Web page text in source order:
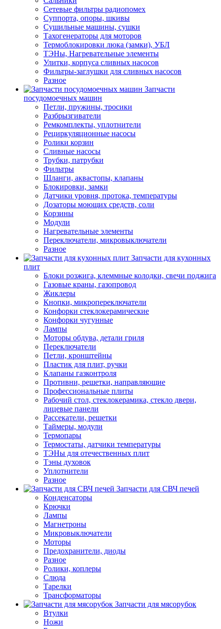
Сетевые фильтры радиопомех
Суппорта, опоры, шкивы
Сушильные машины, сушки
Тахогенераторы для моторов
Термоблокировки люка (замки), УБЛ
ТЭНы, Нагревательные элементы
Улитки, корпуса сливных насосов
Фильтры-заглушки для сливных насосов
Разное
Запчасти
посудомоечных машин
Петли, пружины, тросики
Разбрызгиватели
Ремкомплекты, уплотнители
Рециркуляционные насосы
Ролики корзин
Сливные насосы
Трубки, патрубки
Фильтры
Шланги, аквастопы, клапаны
Блокировки, замки
Датчики уровня, протока, температуры
Дозаторы моющих средств, соли
Корзины
Модули
Нагревательные элементы
Переключатели, микровыключатели
Разное
Запчасти для кухонных
плит
Блоки розжига, клеммные колодки, свечи поджига
Газовые краны, газопровод
Жиклеры
Кнопки, микропереключатели
Конфорки стеклокерамические
Конфорки чугунные
Лампы
Моторы обдува, детали гриля
Переключатели
Петли, кронштейны
Пластик для плит, ручки
Клапаны газконтроля
Противни, решетки, направляющие
Профессиональные плиты
Рабочий стол, стеклокерамика, стекло двери,
лицевые панели
Рассекатели, решетки
Таймеры, модули
Термопары
Термостаты, датчики температуры
ТЭНы для отечественных плит
Тэны духовок
Уплотнители
Разное
Запчасти для СВЧ печей
Конденсаторы
Крючки
Лампы
Магнетроны
Микровыключатели
Моторы
Предохранители, диоды
Разное
Ролики, коплеры
Слюда
Тарелки
Трансформаторы
Запчасти для мясорубок
Втулки
Ножи